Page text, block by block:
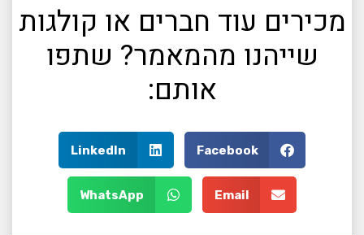
מכירים עוד חברים או קולגות
שייהנו מהמאמר? שתפו
אותם:
Facebook
LinkedIn
Email
WhatsApp